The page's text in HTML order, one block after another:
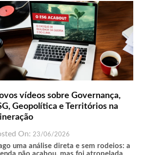
vídeos sobre Governança,
Geopolítica e Territórios na
On:23/06/2026
uma análise direta e sem rodeios: a